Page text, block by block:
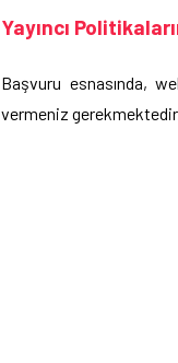
Yayıncı
Başvuru esnasında,
vermeniz